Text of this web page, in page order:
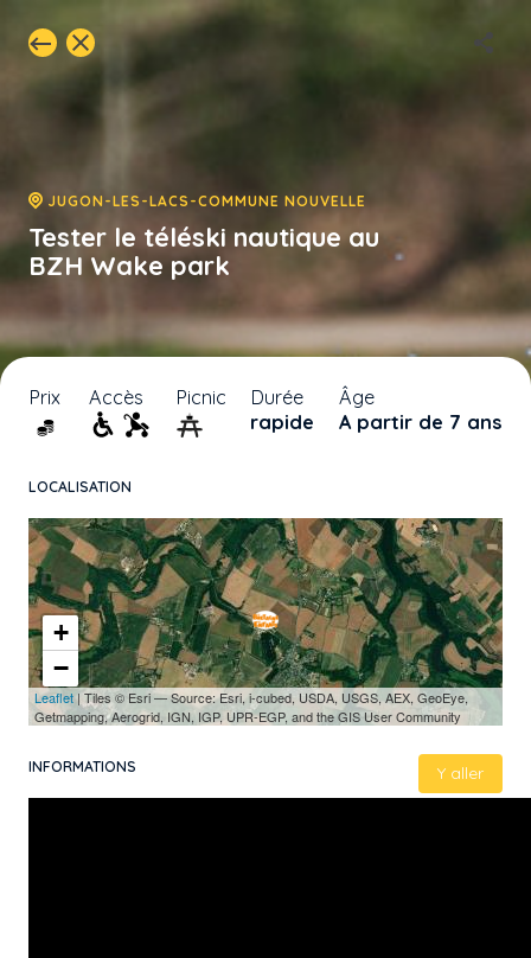
JUGON-LES-LACS-COMMUNE NOUVELLE
Tester le téléski nautique au
BZH Wake park
Prix Accès Picnic
Durée
rapide
Âge
A partir de 7 ans
LOCALISATION
+
−
Leaflet| Tiles © Esri — Source: Esri, i-cubed, USDA, USGS, AEX, GeoEye,
Getmapping, Aerogrid, IGN, IGP, UPR-EGP, and the GIS User Community
Y aller
INFORMATIONS